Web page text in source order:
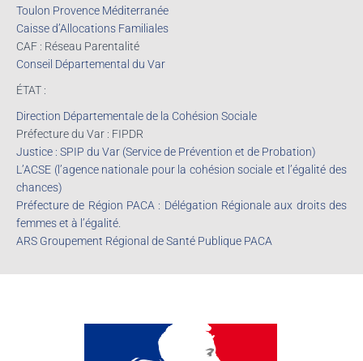
Toulon Provence Méditerranée
Caisse d’Allocations Familiales
CAF : Réseau Parentalité
Conseil Départemental du Var
ÉTAT :
Direction Départementale de la Cohésion Sociale
Préfecture du Var : FIPDR
Justice : SPIP du Var (Service de Prévention et de Probation)
L’ACSE (l’agence nationale pour la cohésion sociale et l’égalité des
chances)
Préfecture de Région PACA : Délégation Régionale aux droits des
femmes et à l’égalité.
ARS Groupement Régional de Santé Publique PACA